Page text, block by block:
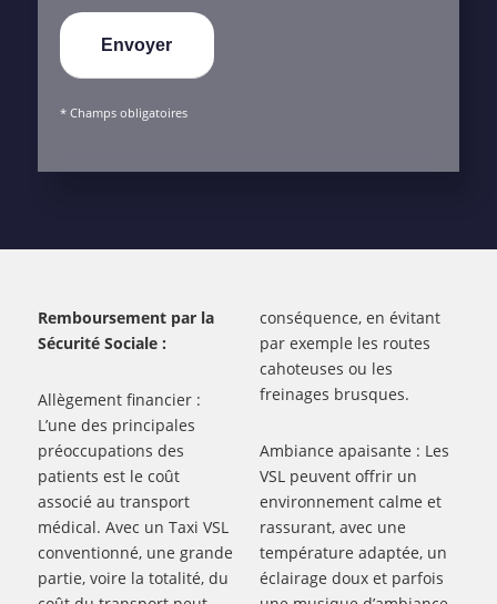
* Champs obligatoires
Remboursement par la
Sécurité Sociale :
Allègement financier :
L’une des principales
préoccupations des
patients est le coût
associé au transport
médical. Avec un Taxi VSL
conventionné, une grande
partie, voire la totalité, du
conséquence, en évitant
par exemple les routes
cahoteuses ou les
freinages brusques.
Ambiance apaisante : Les
VSL peuvent offrir un
environnement calme et
rassurant, avec une
température adaptée, un
éclairage doux et parfois